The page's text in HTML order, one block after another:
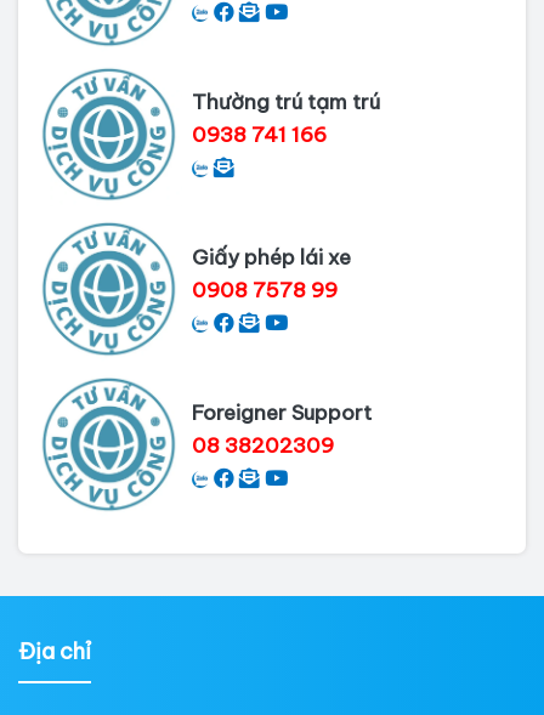
Dịch vụ Lý lịch tư pháp tại Cần Thơ
Thường trú tạm trú
0938 741 166
Giấy phép lái xe
0908 7578 99
Foreigner Support
08 38202309
Địa chỉ